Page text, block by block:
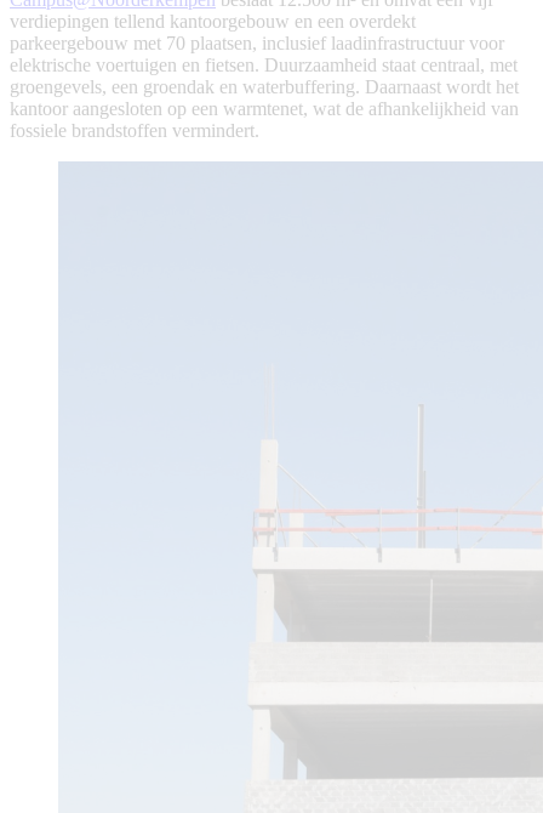
verdiepingen tellend kantoorgebouw en een overdekt
parkeergebouw met 70 plaatsen, inclusief laadinfrastructuur voor
elektrische voertuigen en fietsen. Duurzaamheid staat centraal, met
groengevels, een groendak en waterbuffering. Daarnaast wordt het
kantoor aangesloten op een warmtenet, wat de afhankelijkheid van
fossiele brandstoffen vermindert.